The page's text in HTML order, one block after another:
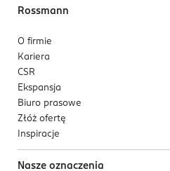
Rossmann
O firmie
Kariera
CSR
Ekspansja
Biuro prasowe
Złóż ofertę
Inspiracje
Nasze oznaczenia